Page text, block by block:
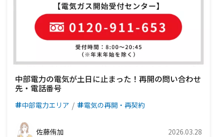
中部電力の電気が土日に止まった！再開の問い合わせ
先・電話番号
中部電力エリア 電気の再開・再契約
佐藤侑加 2026.03.28